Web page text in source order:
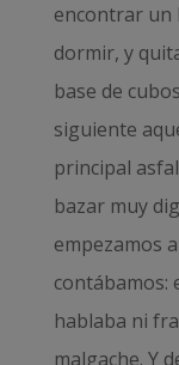
encontrar un
dormir, y
base de
siguiente
principal
bazar muy
empezamos
contábamos:
hablaba ni
malgache. Y